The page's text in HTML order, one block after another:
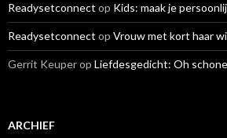
Readysetconnect op Kids: maak je
Readysetconnect op Vrouw met kort haar
Gerrit Keuperop Liefdesgedicht: Oh
ARCHIEF